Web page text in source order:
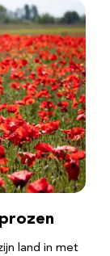
land in met